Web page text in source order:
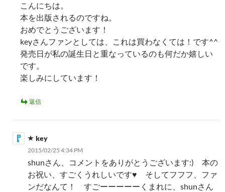
こんにちは。
本を出版されるのですね。
おめでとうございます！
keyさんファンとしては、これは買わなくては！です^^
発売日が私の誕生日と重なっているのも何だか嬉しい
です。
楽しみにしています！
返信
key
2015/02/25 4:34 PM
shunさん、コメントをありがとうございます:) 本の
お祝い、すごくうれしいです♥ そしてフフフ、ファ
ンだなんて！ すごーーーーーくまれに、shunさん